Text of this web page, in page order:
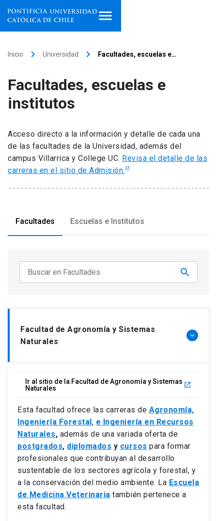
Facultades, escuelas e
institutos
Internacionalización
Extensión
Universidad
Futuros estudiantes
Personal
Padres y familia
Vecinos launch
Go to english site
Mi Cuenta UC
Mi Portal UC launch
Donaciones launch
Inicio keyboard_arrow_right Universidad keyboard_arrow_right Facultades, escuelas e…
Facultades, escuelas e
institutos
Acceso directo a la información y detalle de cada una
de las facultades de la Universidad, además del
campus Villarrica y College UC. Revisa el detalle de las
carreras en el sitio de Admisión.
Facultades Escuelas e Institutos
Facultad de Agronomía y Sistemas
Naturales
keyboard_arrow_down
Ir al sitio de la Facultad de Agronomía y Sistemas
Naturales
launch
Esta facultad ofrece las carreras de Agronomía,
Ingeniería Forestal, e Ingeniería en Recursos
Naturales, además de una variada oferta de
postgrados, diplomados y cursos para formar
profesionales que contribuyan al desarrollo
sustentable de los sectores agrícola y forestal, y
a la conservación del medio ambiente. La Escuela
de Medicina Veterinaria también pertenece a
esta facultad.